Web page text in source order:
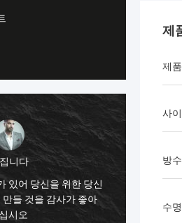
샤리
드 부츠를 구입하기
는 매우 높습니다, 그것
좋은고 지금 지치고 구
한 쌍
이 조
제
제품
사
방수
수명